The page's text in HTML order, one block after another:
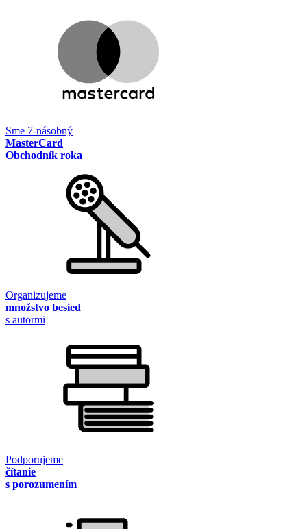
Sme 7-násobný
MasterCard
Obchodník roka
Organizujeme
množstvo besied
s autormi
Podporujeme
čítanie
s porozumením